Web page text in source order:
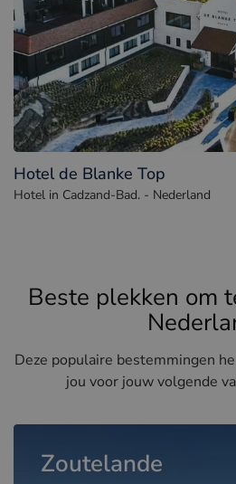
Hotel de Blanke Top
Hotel in Cadzand-Bad. - Nederland
Beste plekken om
Deze populaire bestemmingen
jou voor jouw volgende
Zoutelande